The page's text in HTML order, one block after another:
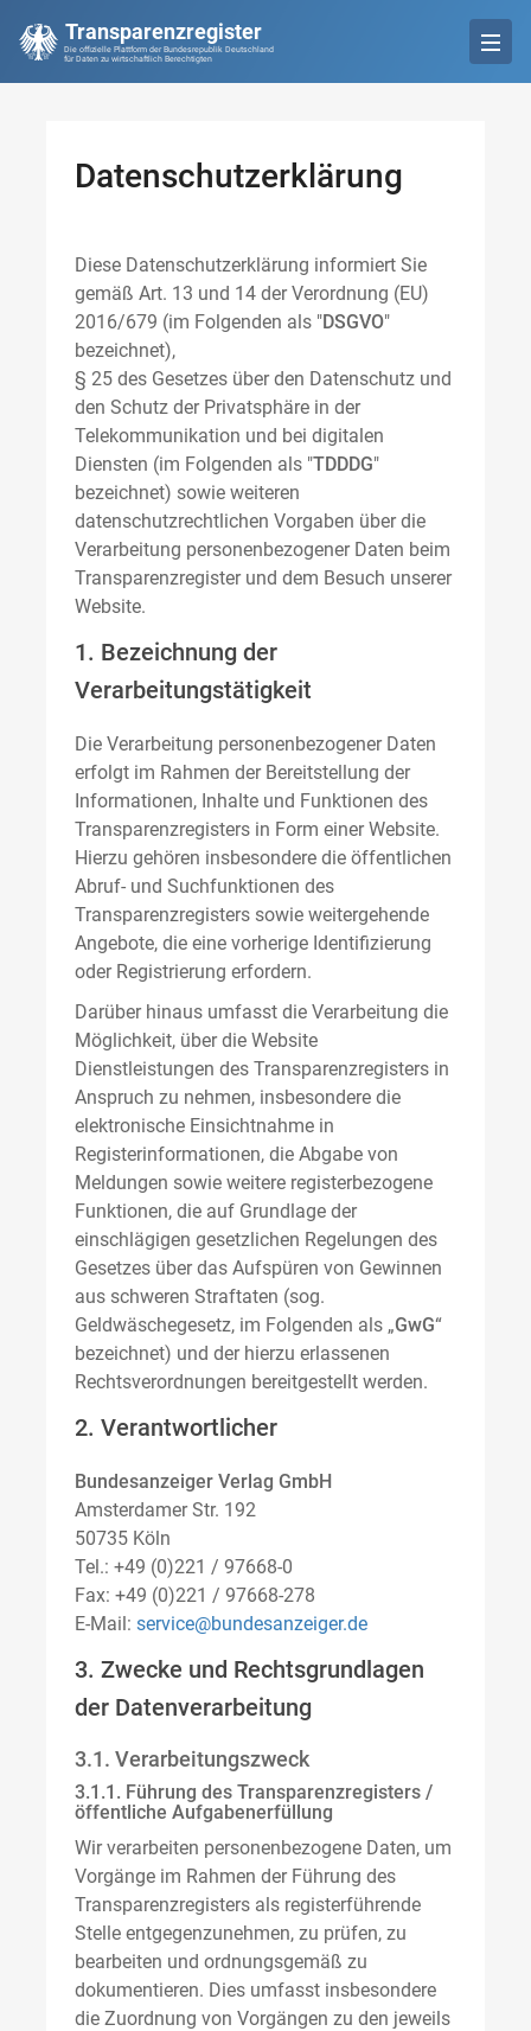
Transparenzregister
Die offizielle Plattform der Bundesrepublik Deutschland
für Daten zu wirtschaftlich Berechtigten
Datenschutzerklärung
Diese Datenschutzerklärung informiert Sie
gemäß Art. 13 und 14 der Verordnung (EU)
2016/679 (im Folgenden als "DSGVO"
bezeichnet),
§ 25 des Gesetzes über den Datenschutz und
den Schutz der Privatsphäre in der
Telekommunikation und bei digitalen
Diensten (im Folgenden als "TDDDG"
bezeichnet) sowie weiteren
datenschutzrechtlichen Vorgaben über die
Verarbeitung personenbezogener Daten beim
Transparenzregister und dem Besuch unserer
Website.
1. Bezeichnung der
Verarbeitungstätigkeit
Die Verarbeitung personenbezogener Daten
erfolgt im Rahmen der Bereitstellung der
Informationen, Inhalte und Funktionen des
Transparenzregisters in Form einer Website.
Hierzu gehören insbesondere die öffentlichen
Abruf- und Suchfunktionen des
Transparenzregisters sowie weitergehende
Angebote, die eine vorherige Identifizierung
oder Registrierung erfordern.
Darüber hinaus umfasst die Verarbeitung die
Möglichkeit, über die Website
Dienstleistungen des Transparenzregisters in
Anspruch zu nehmen, insbesondere die
elektronische Einsichtnahme in
Registerinformationen, die Abgabe von
Meldungen sowie weitere registerbezogene
Funktionen, die auf Grundlage der
einschlägigen gesetzlichen Regelungen des
Gesetzes über das Aufspüren von Gewinnen
aus schweren Straftaten (sog.
Geldwäschegesetz, im Folgenden als „GwG“
bezeichnet) und der hierzu erlassenen
Rechtsverordnungen bereitgestellt werden.
2. Verantwortlicher
Bundesanzeiger Verlag GmbH
Amsterdamer Str. 192
50735 Köln
Tel.: +49 (0)221 / 97668-0
Fax: +49 (0)221 / 97668-278
E-Mail: service@bundesanzeiger.de
3. Zwecke und Rechtsgrundlagen
der Datenverarbeitung
3.1. Verarbeitungszweck
3.1.1. Führung des Transparenzregisters /
öffentliche Aufgabenerfüllung
Wir verarbeiten personenbezogene Daten, um
Vorgänge im Rahmen der Führung des
Transparenzregisters als registerführende
Stelle entgegenzunehmen, zu prüfen, zu
bearbeiten und ordnungsgemäß zu
dokumentieren. Dies umfasst insbesondere
die Zuordnung von Vorgängen zu den jeweils